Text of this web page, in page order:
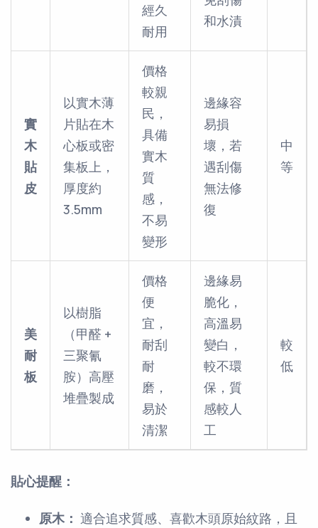
經久
耐用
和水漬
實
木
貼
皮
以實木薄
片貼在木
心板或密
集板上，
厚度約
3.5mm
價格
較親
民，
具備
實木
質
感，
不易
變形
邊緣容
易損
壞，若
遇刮傷
無法修
復
中
等
美
耐
板
以樹脂
（甲醛 +
三聚氰
胺）高壓
堆疊製成
價格
便
宜，
耐刮
耐
磨，
易於
清潔
邊緣易
脆化，
高溫易
變白，
較不環
保，質
感較人
工
較
低
貼心提醒：
原木： 適合追求質感、喜歡木頭原始紋路，且